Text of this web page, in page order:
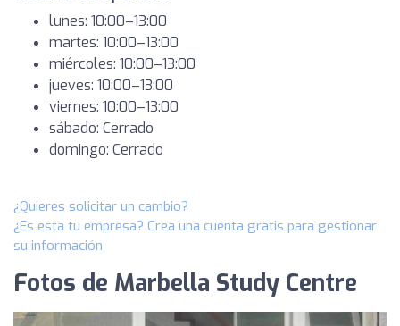
lunes: 10:00–13:00
martes: 10:00–13:00
miércoles: 10:00–13:00
jueves: 10:00–13:00
viernes: 10:00–13:00
sábado: Cerrado
domingo: Cerrado
¿Quieres solicitar un cambio?
¿Es esta tu empresa? Crea una cuenta gratis para gestionar
su información
Fotos de Marbella Study Centre